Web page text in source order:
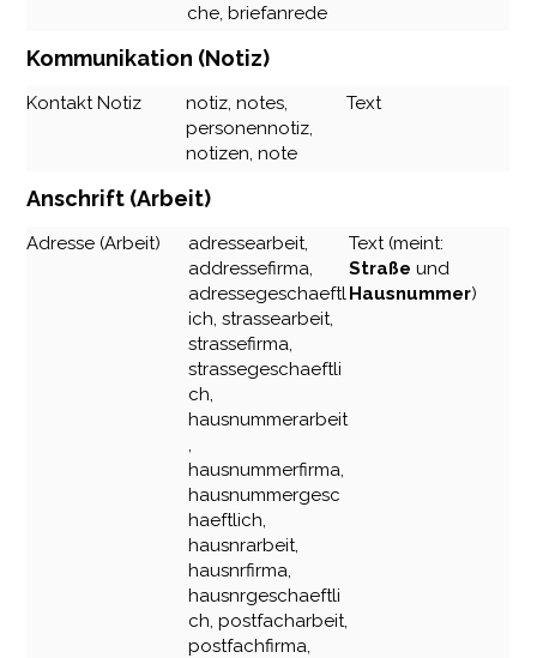
che, briefanrede
Kommunikation (Notiz)
Kontakt Notiz
notiz, notes,
personennotiz,
notizen, note
Text
Anschrift (Arbeit)
Adresse (Arbeit)
adressearbeit,
addressefirma,
adressegeschaeftl
ich, strassearbeit,
strassefirma,
strassegeschaeftli
ch,
hausnummerarbeit
,
hausnummerfirma,
hausnummergesc
haeftlich,
hausnrarbeit,
hausnrfirma,
hausnrgeschaeftli
ch, postfacharbeit,
postfachfirma,
Text (meint:
Straßeund
Hausnummer)